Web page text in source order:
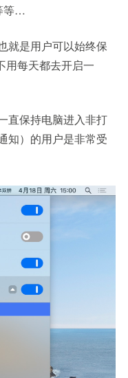
等…
就是用户可以始终保
用每天都去开启一
直保持电脑进入非打
知）的用户是非常受